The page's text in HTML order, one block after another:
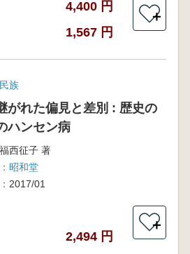
4,400 円
1,567 円
＋
族
がれた偏見と差別 : 歴史の
ハンセン病
福西征子 著
昭和堂
2017/01
2,494 円
＋